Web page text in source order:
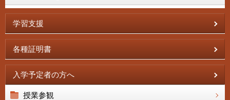
学習支援
各種証明書
入学予定者の方へ
授業参観